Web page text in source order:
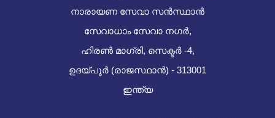
നാരായണ സേവാ സൻസ്ഥാൻ
സേവാധാം സേവാ നഗർ,
ഹിരൺ മാഗ്രി, സെക്ടർ -4,
ഉദയ്പൂർ (രാജസ്ഥാൻ) - 313001
ഇന്ത്യ